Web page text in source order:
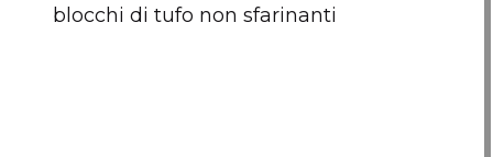
blocchi di tufo non sfarinanti